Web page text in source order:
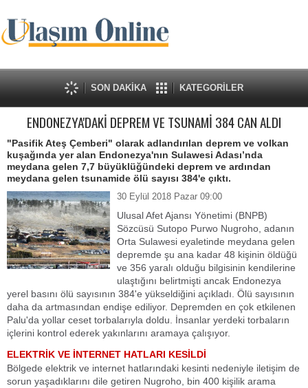
SON DAKİKA KATEGORİLER
ENDONEZYA'DAKİ DEPREM VE TSUNAMİ 384 CAN ALDI
"Pasifik Ateş Çemberi" olarak adlandırılan deprem ve volkan
kuşağında yer alan Endonezya'nın Sulawesi Adası’nda
meydana gelen 7,7 büyüklüğündeki deprem ve ardından
meydana gelen tsunamide ölü sayısı 384'e çıktı.
30 Eylül 2018 Pazar 09:00
Ulusal Afet Ajansı Yönetimi (BNPB)
Sözcüsü Sutopo Purwo Nugroho, adanın
Orta Sulawesi eyaletinde meydana gelen
depremde şu ana kadar 48 kişinin öldüğü
ve 356 yaralı olduğu bilgisinin kendilerine
ulaştığını belirtmişti ancak Endonezya
yerel basını ölü sayısının 384'e yükseldiğini açıkladı. Ölü sayısının
daha da artmasından endişe ediliyor. Depremden en çok etkilenen
Palu'da yollar ceset torbalarıyla doldu. İnsanlar yerdeki torbaların
içlerini kontrol ederek yakınlarını aramaya çalışıyor.
ELEKTRİK VE İNTERNET HATLARI KESİLDİ
Bölgede elektrik ve internet hatlarındaki kesinti nedeniyle iletişim de
sorun yaşadıklarını dile getiren Nugroho, bin 400 kişilik arama